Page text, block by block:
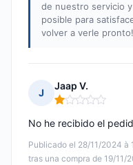
de nuestro servicio
posible para
volver a verle pronto!
J
Jaap V.
Nota: 1 de 5
Publicado el 28/11/2024 à
tras una compra de 19/11/
No he recibido el